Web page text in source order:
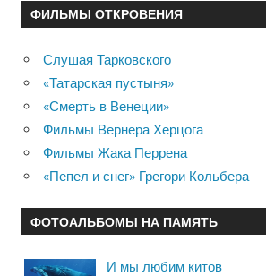
ФИЛЬМЫ ОТКРОВЕНИЯ
Слушая Тарковского
«Татарская пустыня»
«Смерть в Венеции»
Фильмы Вернера Херцога
Фильмы Жака Перрена
«Пепел и снег» Грегори Кольбера
ФОТОАЛЬБОМЫ НА ПАМЯТЬ
И мы любим китов